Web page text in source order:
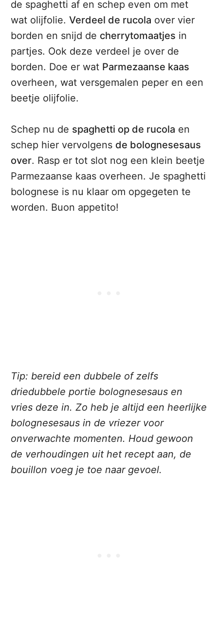
de spaghetti af en schep even om met
wat olijfolie.Verdeel de rucola over vier
borden en snijd de cherrytomaatjes in
partjes. Ook deze verdeel je over de
borden. Doe er wat Parmezaanse kaas
overheen, wat versgemalen peper en een
beetje olijfolie.
Schep nu de spaghetti op de rucola en
schep hier vervolgens de bolognesesaus
over. Rasp er tot slot nog een klein beetje
Parmezaanse kaas overheen. Je spaghetti
bolognese is nu klaar om opgegeten te
worden. Buon appetito!
Tip: bereid een dubbele of zelfs
driedubbele portie bolognesesaus en
vries deze in. Zo heb je altijd een heerlijke
bolognesesaus in de vriezer voor
onverwachte momenten. Houd gewoon
de verhoudingen uit het recept aan, de
bouillon voeg je toe naar gevoel.